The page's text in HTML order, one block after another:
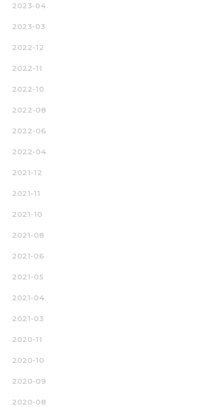
2023-04
2023-03
2022-12
2022-11
2022-10
2022-08
2022-06
2022-04
2021-12
2021-11
2021-10
2021-08
2021-06
2021-05
2021-04
2021-03
2020-11
2020-10
2020-09
2020-08